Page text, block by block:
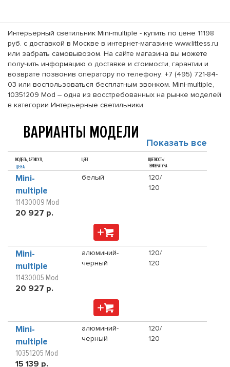
Интерьерный светильник Mini-multiple - купить по цене 11198
руб. с доставкой в Москве в интернет-магазине www.littess.ru
или забрать самовывозом. На сайте магазина вы можете
получить информацию о доставке и стоимости, гарантии и
возврате позвонив оператору по телефону: +7 (495) 721-84-
03 или воспользоваться бесплатным звонком. Mini-multiple,
10351209 Mod – одна из восстребованных на рынке моделей
в категории Интерьерные светильники.
ВАРИАНТЫ МОДЕЛИ Показать все
МОДЕЛЬ, АРТИКУЛ,
ЦЕНА
ЦВЕТ
ЦВЕТНОСТЬ/
ТЕМПЕРАТУРА
Mini-
multiple
11430009 Mod
20 927 р.
белый
120/
120
Mini-
multiple
11430005 Mod
20 927 р.
алюминий-
черный
120/
120
Mini-
multiple
10351205 Mod
15 139 р.
алюминий-
черный
120/
120